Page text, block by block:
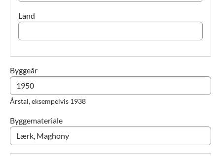
Land
Byggeår
Årstal, eksempelvis 1938
Byggemateriale